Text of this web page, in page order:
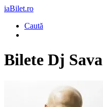
iaBilet.ro
Caută
Bilete Dj Sava